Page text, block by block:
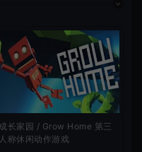
成长家园 / Grow Home 第三
人称休闲动作游戏